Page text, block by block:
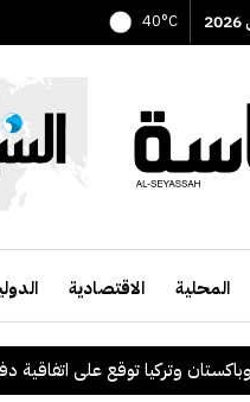
40°C
المحلية الاقتصادية
وتركيا توقع على اتفاقية دفاع